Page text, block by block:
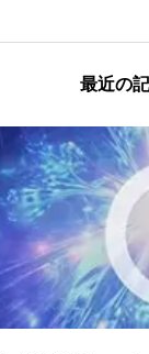
最近の